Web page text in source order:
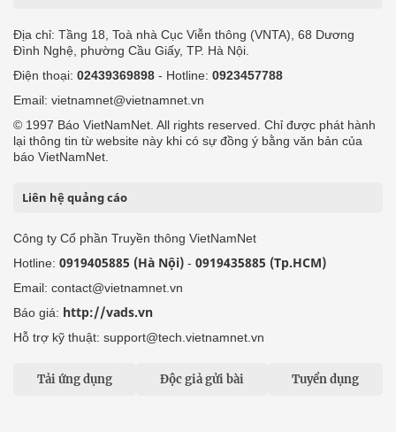
Địa chỉ: Tầng 18, Toà nhà Cục Viễn thông (VNTA), 68 Dương
Đình Nghệ, phường Cầu Giấy, TP. Hà Nội.
Điện thoại: 02439369898 - Hotline: 0923457788
Email: vietnamnet@vietnamnet.vn
© 1997 Báo VietNamNet. All rights reserved. Chỉ được phát hành
lại thông tin từ website này khi có sự đồng ý bằng văn bản của
báo VietNamNet.
Liên hệ quảng cáo
Công ty Cổ phần Truyền thông VietNamNet
Hotline: 0919405885 (Hà Nội) - 0919435885 (Tp.HCM)
Email: contact@vietnamnet.vn
Báo giá: http://vads.vn
Hỗ trợ kỹ thuật: support@tech.vietnamnet.vn
Tải ứng dụng Độc giả gửi bài Tuyển dụng